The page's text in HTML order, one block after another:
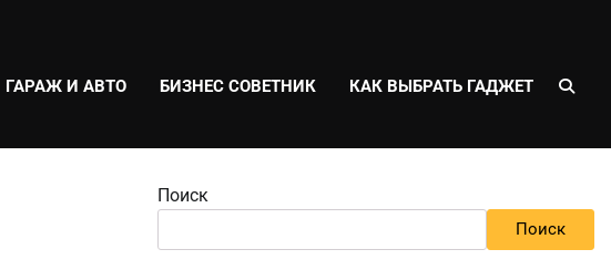
ГАРАЖ И АВТО БИЗНЕС СОВЕТНИК КАК ВЫБРАТЬ ГАДЖЕТ
Поиск
Поиск